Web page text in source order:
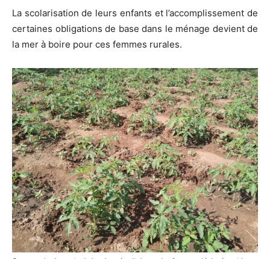
La scolarisation de leurs enfants et l’accomplissement de
certaines obligations de base dans le ménage devient de
la mer à boire pour ces femmes rurales.